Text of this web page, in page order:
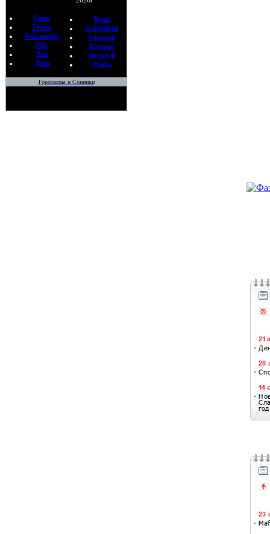
Овен
Телец
Близнецы
Рак
Лев
Дева
Весы
Скорпион
Стрелец
Козерог
Водолей
Рыбы
Гороскопы и Сонники